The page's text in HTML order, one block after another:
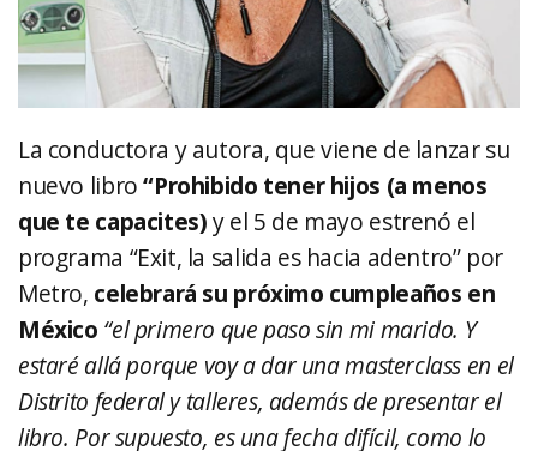
La conductora y autora, que viene de lanzar su
nuevo libro“Prohibido tener hijos (a menos
que te capacites)y el 5 de mayo estrenó el
programa “Exit, la salida es hacia adentro” por
Metro, celebrará su próximo cumpleaños en
México “el primero que paso sin mi marido. Y
estaré allá porque voy a dar una masterclass en el
Distrito federal y talleres, además de presentar el
libro. Por supuesto, es una fecha difícil, como lo